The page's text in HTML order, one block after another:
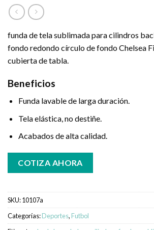
funda de tela sublimada para cilindros
fondo redondo círculo de fondo Chelsea
cubierta de tabla.
Beneficios
Funda lavable de larga duración.
Tela elástica, no destiñe.
Acabados de alta calidad.
COTIZA AHORA
SKU:10107a
Categorías:Deportes, Futbol